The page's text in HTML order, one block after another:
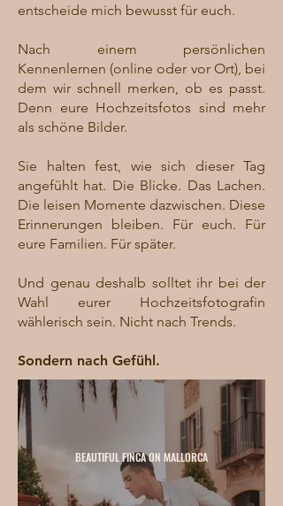
entscheide mich bewusst für euch.
Nach einem persönlichen
Kennenlernen (online oder vor Ort), bei
dem wir schnell merken, ob es passt.
Denn eure Hochzeitsfotos sind mehr
als schöne Bilder.
Sie halten fest, wie sich dieser Tag
angefühlt hat. Die Blicke. Das Lachen.
Die leisen Momente dazwischen. Diese
Erinnerungen bleiben. Für euch. Für
eure Familien. Für später.
Und genau deshalb solltet ihr bei der
Wahl eurer Hochzeitsfotografin
wählerisch sein. Nicht nach Trends.
Sondern nach Gefühl.
BEAUTIFUL FINCA ON MALLORCA